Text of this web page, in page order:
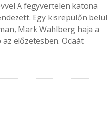
A fegyvertelen katona
Egy kisrepülőn belül
Mark Wahlberg haja a
előzetesben. Odaát